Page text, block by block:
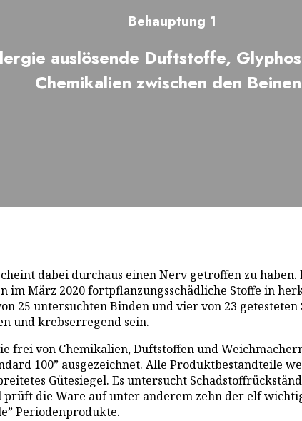
Behauptung 1
auslösende Duftstoffe,
Chemikalien zwischen den
dabei durchaus einen Nerv getroffen zu
im März 2020 fortpflanzungsschädliche Stoffe in
25 untersuchten Binden und vier von 23
und krebserregend sein.
frei von Chemikalien, Duftstoffen und
100” ausgezeichnet. Alle
Gütesiegel. Es untersucht
die Ware auf unter anderem zehn der elf
Periodenprodukte.